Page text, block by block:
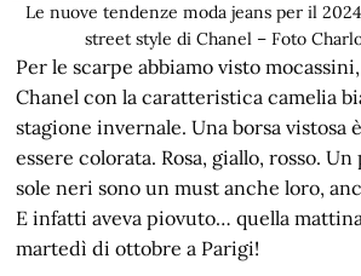
Le nuove tendenze moda jeans per il
street style di Chanel – Foto
Per le scarpe abbiamo visto
Chanel con la caratteristica camelia
stagione invernale. Una borsa vistosa
essere colorata. Rosa, giallo, rosso.
sole neri sono un must anche loro,
E infatti aveva piovuto… quella
martedì di ottobre a Parigi!